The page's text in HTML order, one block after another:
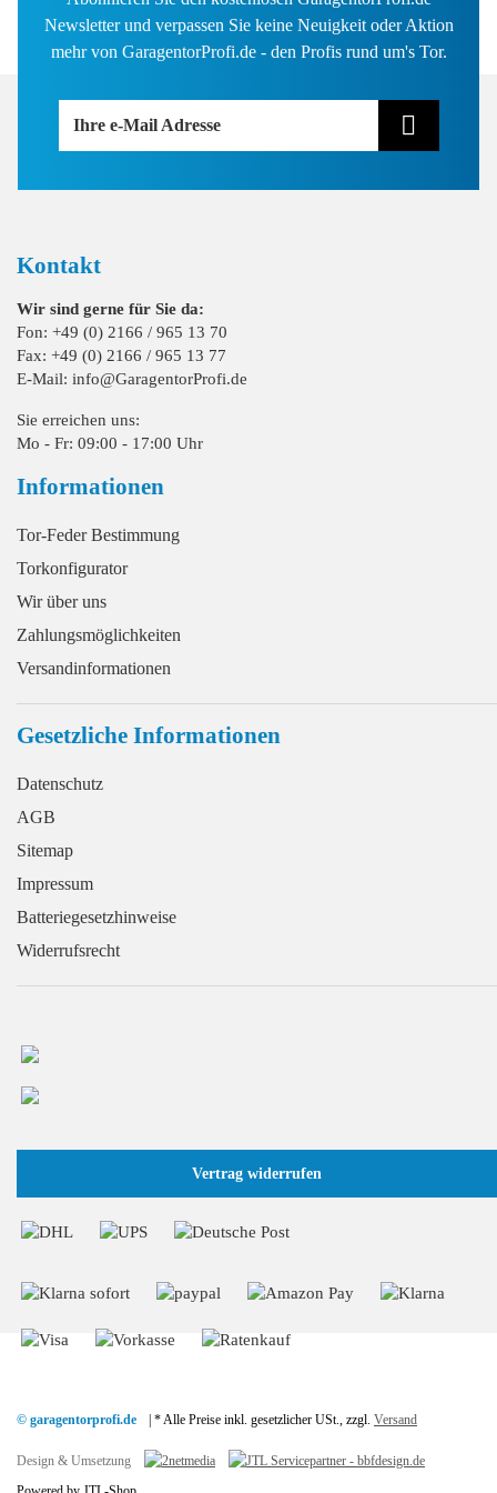
Newsletter und verpassen Sie keine Neuigkeit oder Aktion
mehr von GaragentorProfi.de - den Profis rund um's Tor.
Ihre e-Mail Adresse
Kontakt
Wir sind gerne für Sie da:
Fon: +49 (0) 2166 / 965 13 70
Fax: +49 (0) 2166 / 965 13 77
E-Mail: info@GaragentorProfi.de
Sie erreichen uns:
Mo - Fr: 09:00 - 17:00 Uhr
Informationen
Tor-Feder Bestimmung
Torkonfigurator
Wir über uns
Zahlungsmöglichkeiten
Versandinformationen
Gesetzliche Informationen
Datenschutz
AGB
Sitemap
Impressum
Batteriegesetzhinweise
Widerrufsrecht
Vertrag widerrufen
© garagentorprofi.de * Alle Preise inkl. gesetzlicher USt., zzgl. Versand
Design & Umsetzung